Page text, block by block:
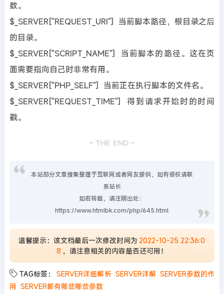
数。
$_SERVER["REQUEST_URI"] 当前脚本路径，根目录之后
的目录。
$_SERVER["SCRIPT_NAME"] 当前脚本的路径。这在页
面需要指向自己时非常有用。
$_SERVER["PHP_SELF"] 当前正在执行脚本的文件名。
$_SERVER["REQUEST_TIME"] 得到请求开始时的时间
戳。
本站部分文章搜集整理于互联网或者网友提供，如有侵权请联
系站长
如若转载，请注明出处：
https://www.htmlbk.com/php/645.html
温馨提示：该文档最后一次修改时间为 2022-10-25 22:36:0
8 ，请注意相关的内容是否还可用！
TAG标签： SERVER详细解析 SERVER详解 SERVER参数的作
用 SERVER都有哪些哪些参数